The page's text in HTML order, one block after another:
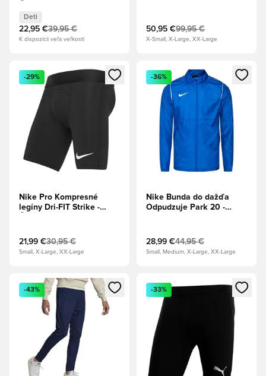
Deti
22,95 €39,95 €
K dispozícii veľa veľkostí
50,95 €99,95 €
X-Small, X-Large, XX-Large
Otvorí modál na prihlásenie alebo registráciu ako člen
-29%
Nike Pro Kompresné
legíny Dri-FIT Strike -
21,99 €30,95 €
Small, X-Large, XX-Large
Otvorí modál na prihlásenie
-36%
Nike Bunda do dažďa
Odpudzuje Park 20 -
28,99 €44,95 €
Small, Medium, X-Large, XX-Large
Otvorí modál na prihlásenie alebo registráciu ako člen
-43%
Otvorí modál na prihlásenie
-33%